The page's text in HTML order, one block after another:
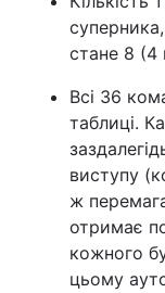
стане 8 (4
Всі 36
таблиці.
виступу
ж
отримає
кожного
цьому